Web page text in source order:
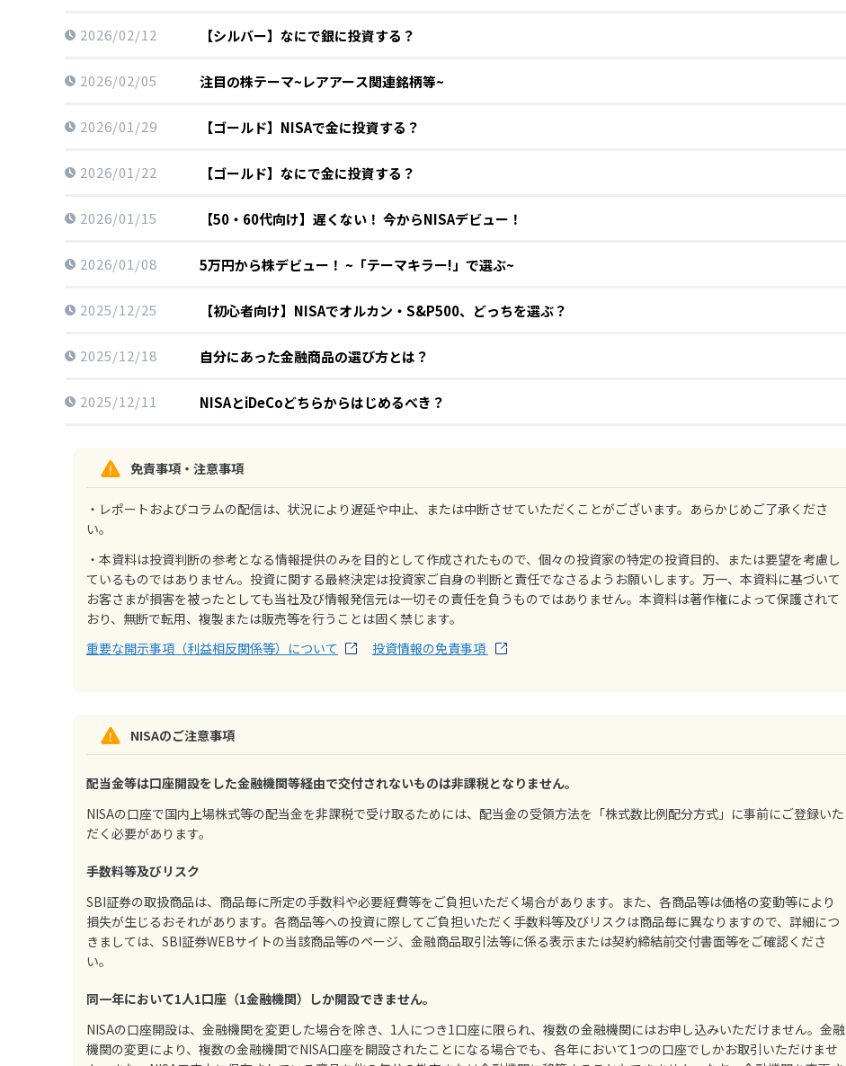
【シルバー】なにで銀に投資する？
2026/02/12
注目の株テーマ~レアアース関連銘柄等~
2026/02/05
【ゴールド】NISAで金に投資する？
2026/01/29
【ゴールド】なにで金に投資する？
2026/01/22
【50・60代向け】遅くない！ 今からNISAデビュー！
2026/01/15
5万円から株デビュー！ ~「テーマキラー!」で選ぶ~
2026/01/08
【初心者向け】NISAでオルカン・S&P500、どっちを選ぶ？
2025/12/25
自分にあった金融商品の選び方とは？
2025/12/18
NISAとiDeCoどちらからはじめるべき？
2025/12/11
免責事項・注意事項
・レポートおよびコラムの配信は、状況により遅延や中止、または中断させていただくことがございます。あらかじめご了承くださ
い。
・本資料は投資判断の参考となる情報提供のみを目的として作成されたもので、個々の投資家の特定の投資目的、または要望を考慮し
ているものではありません。投資に関する最終決定は投資家ご自身の判断と責任でなさるようお願いします。万一、本資料に基づいて
お客さまが損害を被ったとしても当社及び情報発信元は一切その責任を負うものではありません。本資料は著作権によって保護されて
おり、無断で転用、複製または販売等を行うことは固く禁じます。
重要な開示事項（利益相反関係等）について
投資情報の免責事項
NISAのご注意事項
配当金等は口座開設をした金融機関等経由で交付されないものは非課税となりません。
NISAの口座で国内上場株式等の配当金を非課税で受け取るためには、配当金の受領方法を「株式数比例配分方式」に事前にご登録いた
だく必要があります。
手数料等及びリスク
SBI証券の取扱商品は、商品毎に所定の手数料や必要経費等をご負担いただく場合があります。また、各商品等は価格の変動等により
損失が生じるおそれがあります。各商品等への投資に際してご負担いただく手数料等及びリスクは商品毎に異なりますので、詳細につ
きましては、SBI証券WEBサイトの当該商品等のページ、金融商品取引法等に係る表示または契約締結前交付書面等をご確認くださ
い。
同一年において1人1口座（1金融機関）しか開設できません。
NISAの口座開設は、金融機関を変更した場合を除き、1人につき1口座に限られ、複数の金融機関にはお申し込みいただけません。金融
機関の変更により、複数の金融機関でNISA口座を開設されたことになる場合でも、各年において1つの口座でしかお取引いただけませ